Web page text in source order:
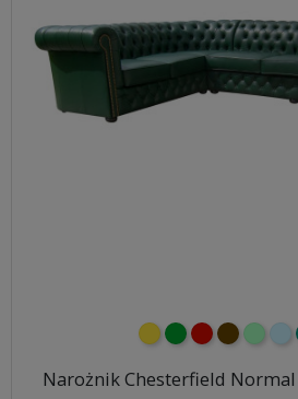
żółtyzielonyczerwonymiętowy
Narożnik Chesterfield Normal